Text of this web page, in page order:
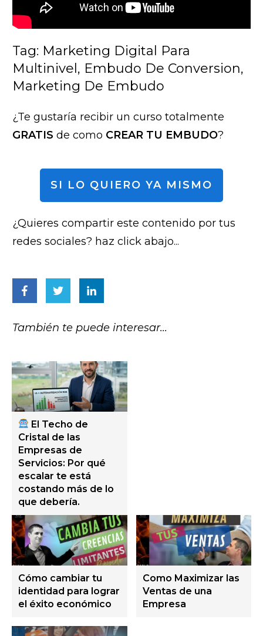
Tag: Marketing Digital Para
Multinivel, Embudo De Conversion,
Marketing De Embudo
¿Te gustaría recibir un curso totalmente
GRATIS de como CREAR TU EMBUDO?
SI LO QUIERO YA MISMO
¿Quieres compartir este contenido por tus
redes sociales? haz click abajo...
También te puede interesar...
El Techo de
Cristal de las
Empresas de
Servicios: Por qué
escalar te está
costando más de lo
que debería.
Cómo cambiar tu
identidad para lograr
el éxito económico
Como Maximizar las
Ventas de una
Empresa